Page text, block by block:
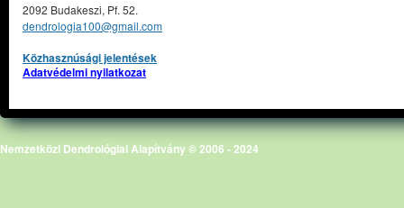
2092 Budakeszi, Pf. 52.
dendrologia100@gmail.com
Közhasznúsági jelentések
Adatvédelmi nyilatkozat
Nemzetközi Dendrológiai Alapítvány © 2006 - 2024